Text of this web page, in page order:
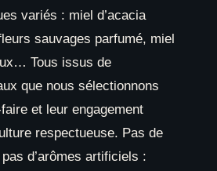
variés : miel d’acacia
sauvages parfumé, miel
Tous issus de
que nous sélectionnons
et leur engagement
respectueuse. Pas de
d’arômes artificiels :